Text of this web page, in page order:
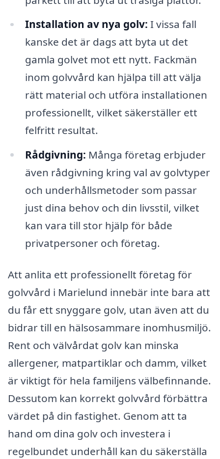
Installation av nya golv: I vissa fall
kanske det är dags att byta ut det
gamla golvet mot ett nytt. Fackmän
inom golvvård kan hjälpa till att välja
rätt material och utföra installationen
professionellt, vilket säkerställer ett
felfritt resultat.
Rådgivning: Många företag erbjuder
även rådgivning kring val av golvtyper
och underhållsmetoder som passar
just dina behov och din livsstil, vilket
kan vara till stor hjälp för både
privatpersoner och företag.
Att anlita ett professionellt företag för
golvvård i Marielund innebär inte bara att
du får ett snyggare golv, utan även att du
bidrar till en hälsosammare inomhusmiljö.
Rent och välvårdat golv kan minska
allergener, matpartiklar och damm, vilket
är viktigt för hela familjens välbefinnande.
Dessutom kan korrekt golvvård förbättra
värdet på din fastighet. Genom att ta
hand om dina golv och investera i
regelbundet underhåll kan du säkerställa